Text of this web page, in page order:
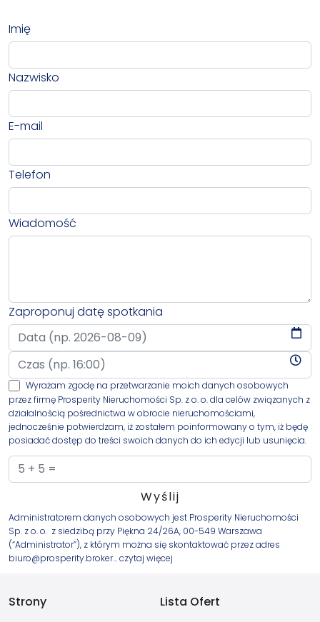
Imię
Nazwisko
E-mail
Telefon
Wiadomość
Zaproponuj datę spotkania
Wyrażam zgodę na przetwarzanie moich danych osobowych
przez firmę Prosperity Nieruchomości Sp. z o. o. dla celów związanych z
działalnością pośrednictwa w obrocie nieruchomościami,
jednocześnie potwierdzam, iż zostałem poinformowany o tym, iż będę
posiadać dostęp do treści swoich danych do ich edycji lub usunięcia.
Administratorem danych osobowych jest Prosperity Nieruchomości
Sp. z o. o. z siedzibą przy Piękna 24/26A, 00-549 Warszawa
(“Administrator”), z którym można się skontaktować przez adres
biuro@prosperity.broker…czytaj więcej
Strony
Lista Ofert